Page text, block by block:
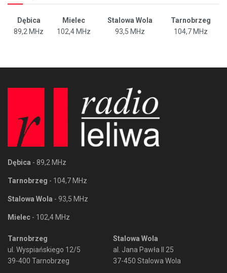
Dębica Mielec Stalowa Wola
Tarnobrzeg
89,2 MHz
102,4 MHz 93,5 MHz 104,7 MHz
Dębica - 89,2 MHz
Tarnobrzeg - 104,7 MHz
Stalowa Wola - 93,5 MHz
Mielec - 102,4 MHz
Tarnobrzeg
ul. Wyspiańskiego 12/5
39-400 Tarnobrzeg
Stalowa Wola
al. Jana Pawła II 25
37-450 Stalowa Wola